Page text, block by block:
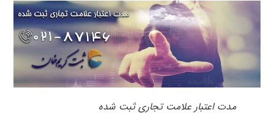
مدت اعتبار علامت تجاری ثبت شده